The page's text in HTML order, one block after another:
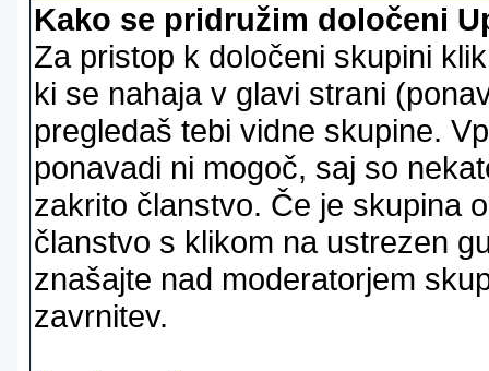
Kako se pridružim določeni
Za pristop k določeni skupini
ki se nahaja v glavi strani
pregledaš tebi vidne skupine.
ponavadi ni mogoč, saj so
zakrito članstvo. Če je skupina
članstvo s klikom na ustrezen
znašajte nad moderatorjem
zavrnitev.